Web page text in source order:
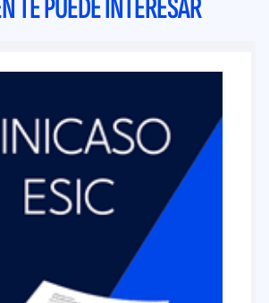
TE PUEDE INTERESAR